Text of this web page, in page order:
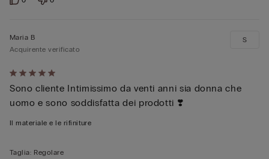
Valutato
5
su
5
Maria B
Acquirente verificato
Sono cliente Intimissimo da venti anni sia donna che
uomo e sono soddisfatta dei prodotti ❣️
Il materiale e le rifiniture
S
Taglia: Regolare